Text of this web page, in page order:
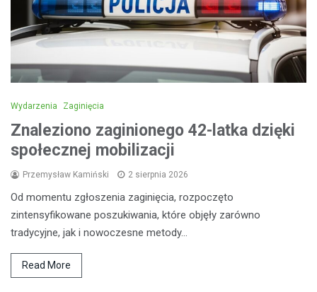
Wydarzenia Zaginięcia
Znaleziono zaginionego 42-latka dzięki
społecznej mobilizacji
Przemysław Kamiński 2 sierpnia 2026
Od momentu zgłoszenia zaginięcia, rozpoczęto
zintensyfikowane poszukiwania, które objęły zarówno
tradycyjne, jak i nowoczesne metody…
Read More